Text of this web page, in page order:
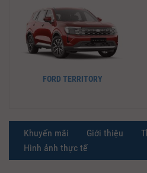
FORD TERRITORY
Khuyến mãi Giới thiệu
Hình ảnh thực tế